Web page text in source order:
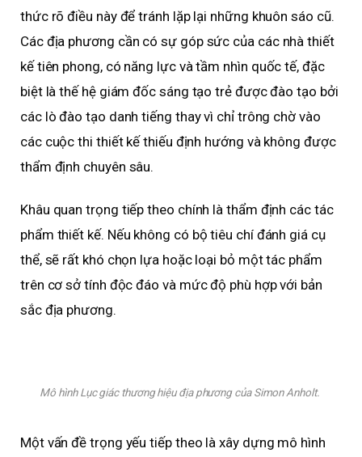
thức rõ điều này để tránh lặp lại những khuôn sáo cũ.
Các địa phương cần có sự góp sức của các nhà thiết
kế tiên phong, có năng lực và tầm nhìn quốc tế, đặc
biệt là thế hệ giám đốc sáng tạo trẻ được đào tạo bởi
các lò đào tạo danh tiếng thay vì chỉ trông chờ vào
các cuộc thi thiết kế thiếu định hướng và không được
thẩm định chuyên sâu.
Khâu quan trọng tiếp theo chính là thẩm định các tác
phẩm thiết kế. Nếu không có bộ tiêu chí đánh giá cụ
thể, sẽ rất khó chọn lựa hoặc loại bỏ một tác phẩm
trên cơ sở tính độc đáo và mức độ phù hợp với bản
sắc địa phương.
Mô hình Lục giác thương hiệu địa phương của Simon Anholt.
Một vấn đề trọng yếu tiếp theo là xây dựng mô hình